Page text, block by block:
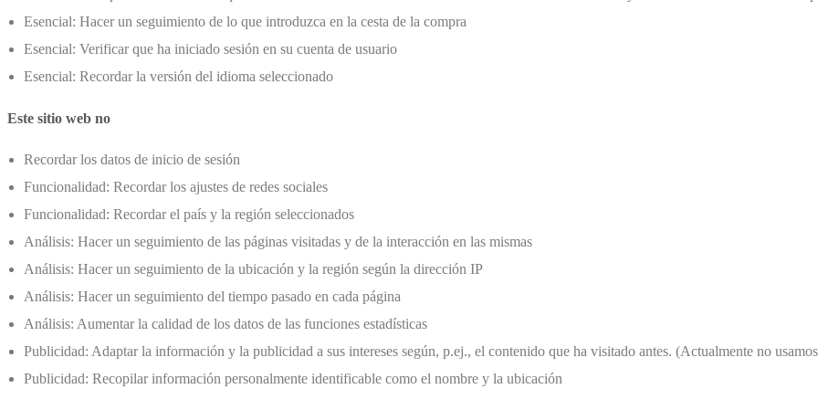
Esencial: Hacer un seguimiento de lo que introduzca en la cesta de la compra
Esencial: Verificar que ha iniciado sesión en su cuenta de usuario
Esencial: Recordar la versión del idioma seleccionado
Este sitio web no
Recordar los datos de inicio de sesión
Funcionalidad: Recordar los ajustes de redes sociales
Funcionalidad: Recordar el país y la región seleccionados
Análisis: Hacer un seguimiento de las páginas visitadas y de la interacción en las mismas
Análisis: Hacer un seguimiento de la ubicación y la región según la dirección IP
Análisis: Hacer un seguimiento del tiempo pasado en cada página
Análisis: Aumentar la calidad de los datos de las funciones estadísticas
Publicidad: Adaptar la información y la publicidad a sus intereses según, p.ej., el contenido que ha visitado antes. (Actualmente no
Publicidad: Recopilar información personalmente identificable como el nombre y la ubicación